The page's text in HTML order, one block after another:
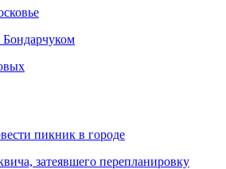
Бондарчуком
пикник в городе
затеявшего перепланировку